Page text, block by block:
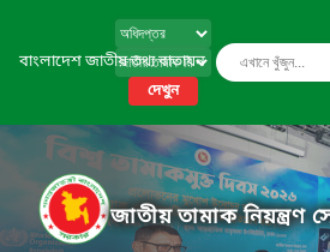
বাংলাদেশ জাতীয় তথ্য বাতায়ন
দেখুন
জাতীয় তামাক নিয়ন্ত্রণ